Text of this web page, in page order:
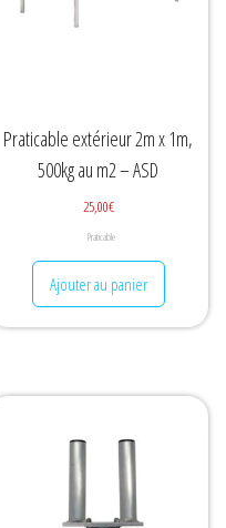
Praticable extérieur 2m x 1m,
500kg au m2 – ASD
25,00€
Praticable
Ajouter au panier